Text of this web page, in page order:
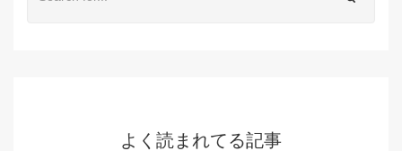
よく読まれてる記事